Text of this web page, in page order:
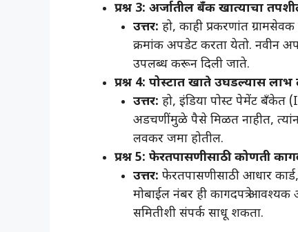
प्रश्न 3: अर्जातील बँक खात्याचा
उत्तर: हो, काही प्रकरणांत
क्रमांक अपडेट करता येतो. नवीन
उपलब्ध करून दिली जाते.
प्रश्न 4: पोस्टात खाते उघडल्यास
उत्तर: हो, इंडिया पोस्ट पेमेंट बँकेत
अडचणींमुळे पैसे मिळत नाहीत,
लवकर जमा होतील.
प्रश्न 5: फेरतपासणीसाठी कोणती
उत्तर: फेरतपासणीसाठी आधार
मोबाईल नंबर ही कागदपत्रे आवश्यक
समितीशी संपर्क साधू शकता.